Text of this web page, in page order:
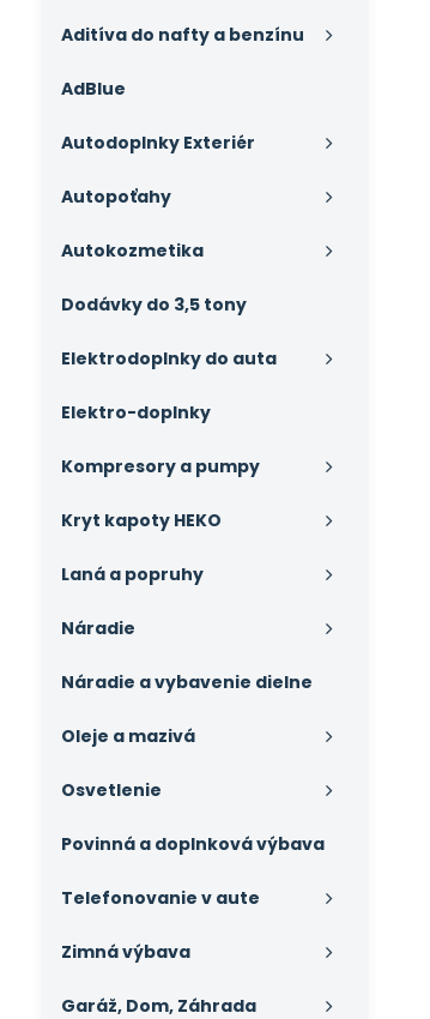
Aditíva do nafty a benzínu
AdBlue
Autodoplnky Exteriér
Autopoťahy
Autokozmetika
Dodávky do 3,5 tony
Elektrodoplnky do auta
Elektro-doplnky
Kompresory a pumpy
Kryt kapoty HEKO
Laná a popruhy
Náradie
Náradie a vybavenie dielne
Oleje a mazivá
Osvetlenie
Povinná a doplnková výbava
Telefonovanie v aute
Zimná výbava
Garáž, Dom, Záhrada